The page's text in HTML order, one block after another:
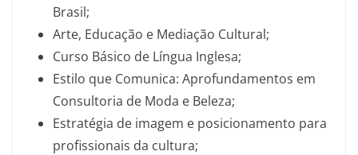
Brasil;
Arte, Educação e Mediação Cultural;
Curso Básico de Língua Inglesa;
Estilo que Comunica: Aprofundamentos em
Consultoria de Moda e Beleza;
Estratégia de imagem e posicionamento para
profissionais da cultura;